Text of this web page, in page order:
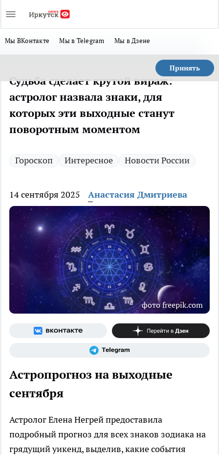
Мы ВКонтакте Мы в Telegram Мы в Дзене
Принять
Судьба сделает крутой вираж:
астролог назвала знаки, для
которых эти выходные станут
поворотным моментом
Гороскоп Интересное Новости России
14 сентября 2025 Анастасия Дмитриева
фото freepik.com
Астропрогноз на выходные
сентября
Астролог Елена Негрей предоставила
подробный прогноз для всех знаков зодиака на
грядущий уикенд, выделив, какие события